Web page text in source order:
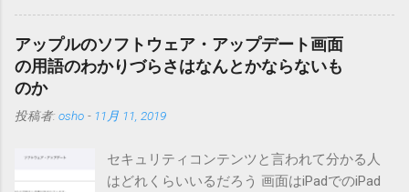
っています。0.5.2まではMT2.661で確認していました。0.5.3以
降もたぶん動くと思います。 現在のバージョンは0.5.3です。
（2004/12/4リリース）※0.6.3を公開しています。まだ心配な
点が多いため、こちらにはリンクしていません。安定を求め
る方は0.5.3を、新版の機能が必要な方は0.6.3をご利用くださ
い。 こちら からどうぞ。 0.3.6までのバージョンに、エント
版へのアップデートを強くお勧めしてます。 mail-entry.zipを
ダウンロードするにはここをクリックしてください。
アップルのソフトウェア・アップデート画面
の用語のわかりづらさはなんとかならないも
のか
投稿者: osho - 11月 11, 2019
セキュリティコンテンツと言われて分かる人
はどれくらいいるだろう 画面はiPadでのiPad